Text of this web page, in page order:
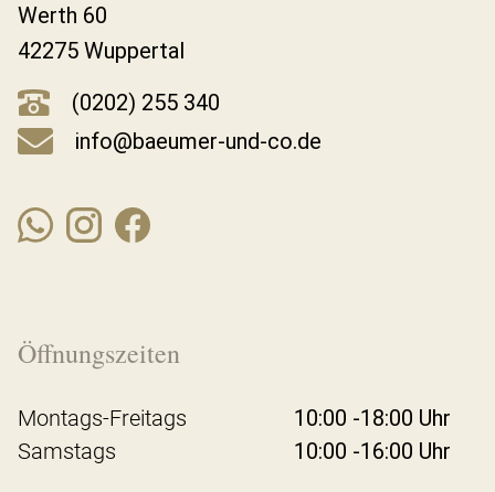
Werth 60
42275 Wuppertal
(0202) 255 340
info@baeumer-und-co.de
Öffnungszeiten
Montags-Freitags
10:00 -18:00 Uhr
Samstags
10:00 -16:00 Uhr